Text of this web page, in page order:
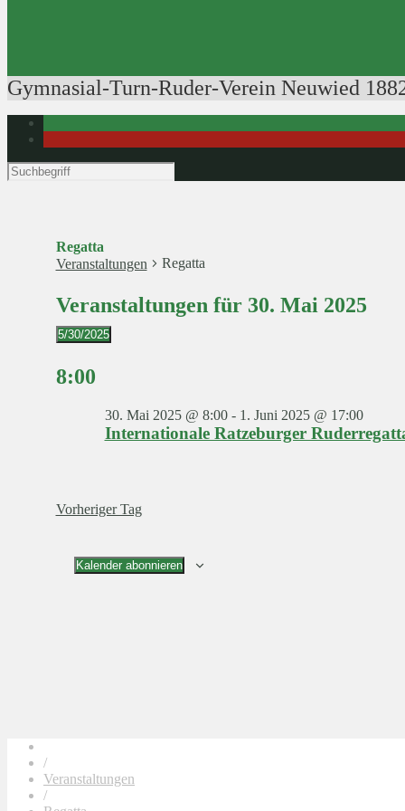
Gymnasial-Turn-Ruder-Verein Neuwied
Regatta
Veranstaltungen
Regatta
Veranstaltungen für 30. Mai 2025
5/30/2025
wählen.
8:00
Internationale Ratzeburger
30. Mai 2025 @ 8:00- 1. Juni 2025 @ 17:00
Vorheriger Tag
Kalender abonnieren
/
Veranstaltungen
/